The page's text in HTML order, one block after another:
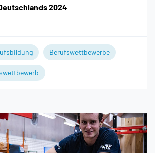
2024
Berufswettbewerbe